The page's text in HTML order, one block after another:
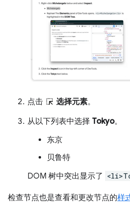
点击 选择元素。
从以下列表中选择 Tokyo。
东京
贝鲁特
DOM 树中突出显示了
检查节点也是查看和更改节点的样